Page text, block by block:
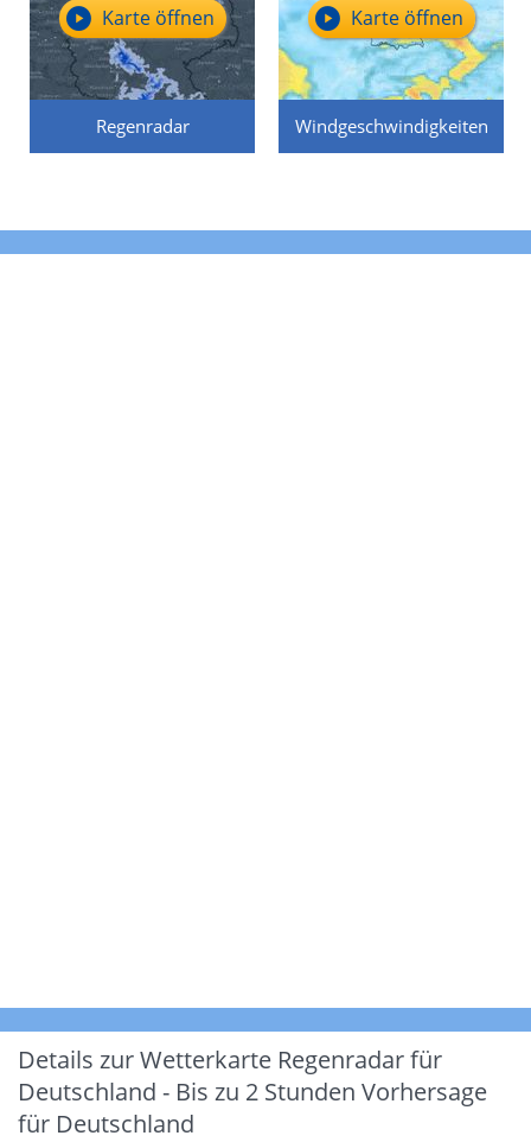
Regenradar
Karte öffnen
Windgeschwindigkeiten
Karte öffnen
Details zur Wetterkarte Regenradar für
Deutschland - Bis zu 2 Stunden Vorhersage
für Deutschland